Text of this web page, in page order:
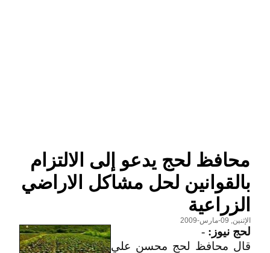
محافظ لحج يدعو إلى الالتزام
بالقوانين لحل مشاكل الاراضي
الزراعية
الإثنين, 09-مارس-2009
لحج نيوز: -
قال محافظ لحج محسن علي